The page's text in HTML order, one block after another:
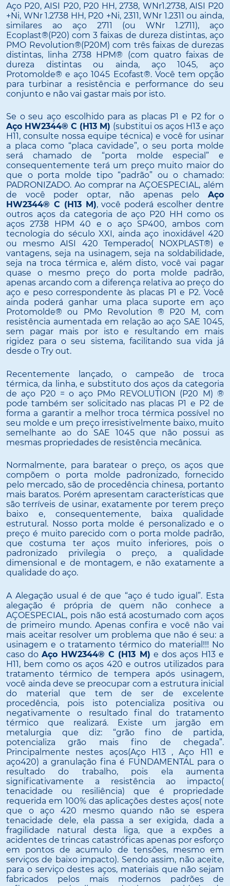
Aço P20, AISI P20, P20 HH, 2738, WNr1.2738, AISI P20
+Ni, WNr 1.2738 HH, P20 +Ni, 2311, WNr 1.2311 ou ainda,
similares ao aço 2711 (ou WNr 1.2711), aço
Ecoplast®(P20) com 3 faixas de dureza distintas, aço
PMO Revolution®(P20M) com três faixas de durezas
distintas, linha 2738 HPM® (com quatro faixas de
dureza distintas ou ainda, aço 1045, aço
Protomolde® e aço 1045 Ecofast®. Você tem opção
para turbinar a resistência e performance do seu
conjunto e não vai gastar mais por isto.
Se o seu aço escolhido para as placas P1 e P2 for o
Aço HW2344® C (H13 M) (substitui os aços H13 e aço
H11, consulte nossa equipe técnica) e você for usinar
a placa como “placa cavidade”, o seu porta molde
será chamado de “porta molde especial” e
consequentemente terá um preço muito maior do
que o porta molde tipo “padrão” ou o chamado:
PADRONIZADO. Ao comprar na AÇOESPECIAL, além
de você poder optar, não apenas pelo Aço
HW2344® C (H13 M), você poderá escolher dentre
outros aços da categoria de aço P20 HH como os
aços 2738 HPM 40 e o aço SP400, ambos com
tecnologia do século XXI, ainda aço inoxidável 420
ou mesmo AISI 420 Temperado( NOXPLAST®) e
vantagens, seja na usinagem, seja na soldabilidade,
seja na troca térmica e, além disto, você vai pagar
quase o mesmo preço do porta molde padrão,
apenas arcando com a diferença relativa ao preço do
aço e peso correspondente às placas P1 e P2. Você
ainda poderá ganhar uma placa suporte em aço
Protomolde® ou PMo Revolution ® P20 M, com
resistência aumentada em relação ao aço SAE 1045,
sem pagar mais por isto e resultando em mais
rigidez para o seu sistema, facilitando sua vida já
desde o Try out.
Recentemente lançado, o campeão de troca
térmica, da linha, e substituto dos aços da categoria
de aço P20 = o aço PMo REVOLUTION (P20 M) ®
pode também ser solicitado nas placas P1 e P2 de
forma a garantir a melhor troca térmica possível no
seu molde e um preço irresistivelmente baixo, muito
semelhante ao do SAE 1045 que não possui as
mesmas propriedades de resistência mecânica.
Normalmente, para baratear o preço, os aços que
compõem o porta molde padronizado, fornecido
pelo mercado, são de procedência chinesa, portanto
mais baratos. Porém apresentam características que
são terríveis de usinar, exatamente por terem preço
baixo e, consequentemente, baixa qualidade
estrutural. Nosso porta molde é personalizado e o
preço é muito parecido com o porta molde padrão,
que costuma ter aços muito inferiores, pois o
padronizado privilegia o preço, a qualidade
dimensional e de montagem, e não exatamente a
qualidade do aço.
A Alegação usual é de que “aço é tudo igual”. Esta
alegação é própria de quem não conhece a
AÇOESPECIAL, pois não está acostumado com aços
de primeiro mundo. Apenas confira e você não vai
mais aceitar resolver um problema que não é seu: a
usinagem e o tratamento térmico do material!!! No
caso doAço HW2344® C (H13 M) e dos aços H13 e
H11, bem como os aços 420 e outros utilizados para
tratamento térmico de tempera após usinagem,
você ainda deve se preocupar com a estrutura inicial
do material que tem de ser de excelente
procedência, pois isto potencializa positiva ou
negativamente o resultado final do tratamento
térmico que realizará. Existe um jargão em
metalurgia que diz: “grão fino de partida,
potencializa grão mais fino de chegada”.
Principalmente nestes aços(Aço H13 , Aço H11 e
aço420) a granulação fina é FUNDAMENTAL para o
resultado do trabalho, pois ela aumenta
significativamente a resistência ao impacto(
tenacidade ou resiliência) que é propriedade
requerida em 100% das aplicações destes aços( note
que o aço 420 mesmo quando não se espera
tenacidade dele, ela passa a ser exigida, dada a
fragilidade natural desta liga, que a expões a
acidentes de trincas catastróficas apenas por esforço
em pontos de acumulo de tensões, mesmo em
serviços de baixo impacto). Sendo assim, não aceite,
para o serviço destes aços, materiais que não sejam
fabricados pelos mais modernos padrões de